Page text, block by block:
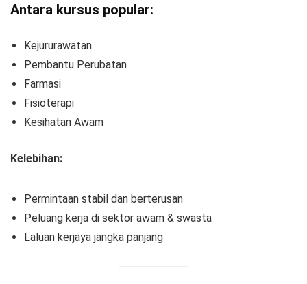
Antara kursus popular:
Kejururawatan
Pembantu Perubatan
Farmasi
Fisioterapi
Kesihatan Awam
Kelebihan:
Permintaan stabil dan berterusan
Peluang kerja di sektor awam & swasta
Laluan kerjaya jangka panjang